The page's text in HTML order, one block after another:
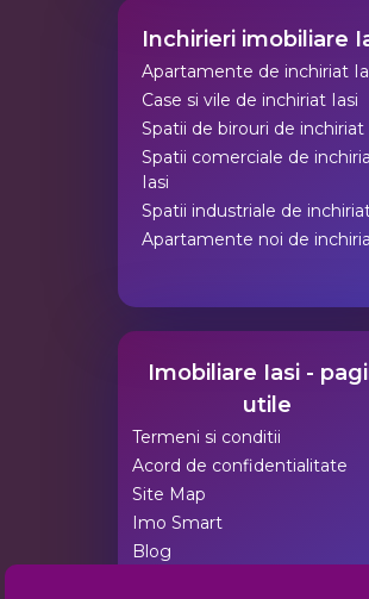
Inchirieri imobiliare
Apartamente de inchiriat
Case si vile de inchiriat Iasi
Spatii de birouri de inchiriat
Spatii comerciale de
Iasi
Spatii industriale de
Apartamente noi de
Imobiliare Iasi -
utile
Termeni si conditii
Acord de confidentialitate
Site Map
Imo Smart
Blog